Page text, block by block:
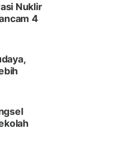
Nuklir
4